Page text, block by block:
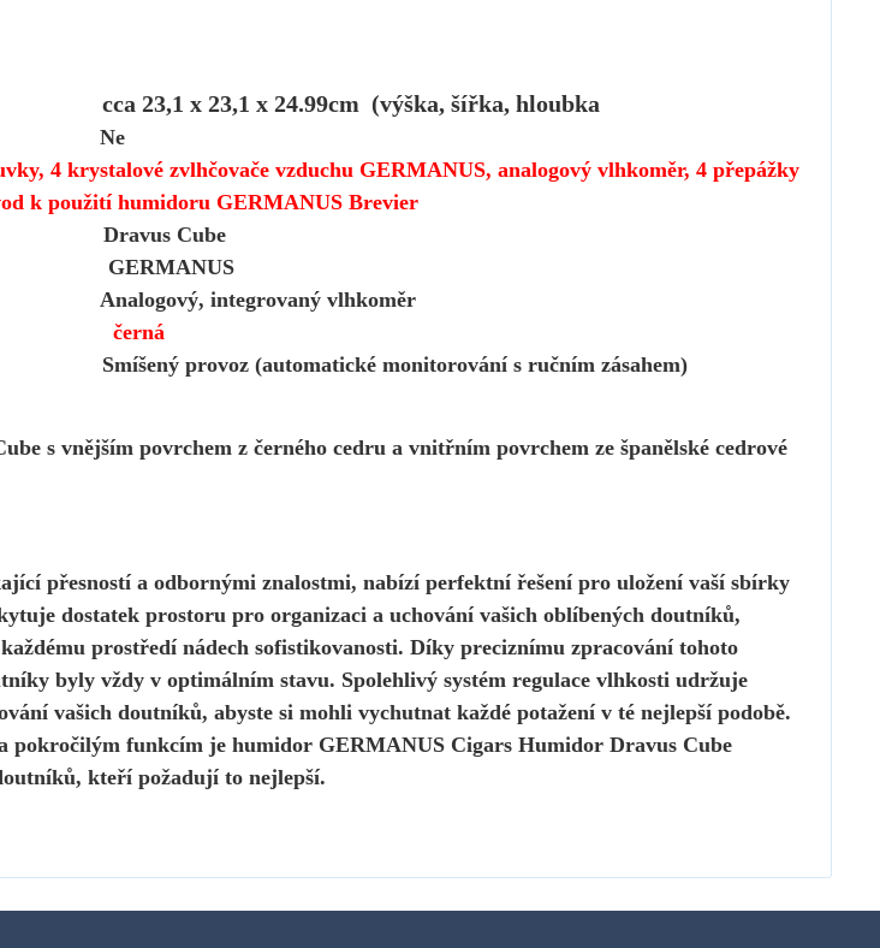
cca 23,1 x 23,1 x 24.99cm (výška, šířka, hloubka
Ne
4 krystalové zvlhčovače vzduchu GERMANUS, analogový vlhkoměr, 4 přepážky
k použití humidoru GERMANUS Brevier
Cube
integrovaný vlhkoměr
černá
provoz (automatické monitorování s ručním zásahem)
s vnějším povrchem z černého cedru a vnitřním povrchem ze španělské cedrové
přesností a odbornými znalostmi, nabízí perfektní řešení pro uložení vaší sbírky
dostatek prostoru pro organizaci a uchování vašich oblíbených doutníků,
prostředí nádech sofistikovanosti. Díky preciznímu zpracování tohoto
byly vždy v optimálním stavu. Spolehlivý systém regulace vlhkosti udržuje
vašich doutníků, abyste si mohli vychutnat každé potažení v té nejlepší podobě.
pokročilým funkcím je humidor GERMANUS Cigars Humidor Dravus Cube
kteří požadují to nejlepší.